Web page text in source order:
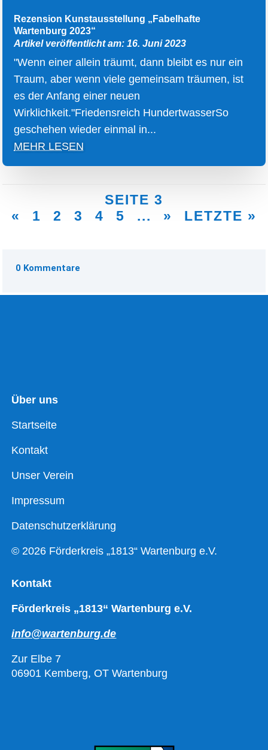
Rezension Kunstausstellung „Fabelhafte
Wartenburg 2023“
Artikel veröffentlicht am: 16. Juni 2023
"Wenn einer allein träumt, dann bleibt es nur ein
Traum, aber wenn viele gemeinsam träumen, ist
es der Anfang einer neuen
Wirklichkeit."Friedensreich HundertwasserSo
geschehen wieder einmal in...
MEHR LESEN
SEITE 3
«
1 2 3 4 5 ... » LETZTE »
0 Kommentare
Über uns
Startseite
Kontakt
Unser Verein
Impressum
Datenschutzerklärung
© 2026 Förderkreis „1813“ Wartenburg e.V.
Kontakt
Förderkreis „1813“ Wartenburg e.V.
info@wartenburg.de
Zur Elbe 7
06901 Kemberg, OT Wartenburg